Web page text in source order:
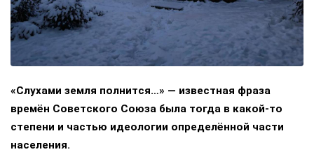
«Слухами земля полнится…» — известная фраза
времён Советского Союза была тогда в какой-то
степени и частью идеологии определённой части
населения.